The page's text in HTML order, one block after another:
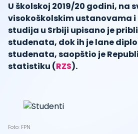
U školskoj 2019/20 godini, na
visokoškolskim ustanovama
studija u Srbiji upisano je
studenata, dok ih je lane
studenata, saopštio je
statistiku (RZS).
Foto: FPN